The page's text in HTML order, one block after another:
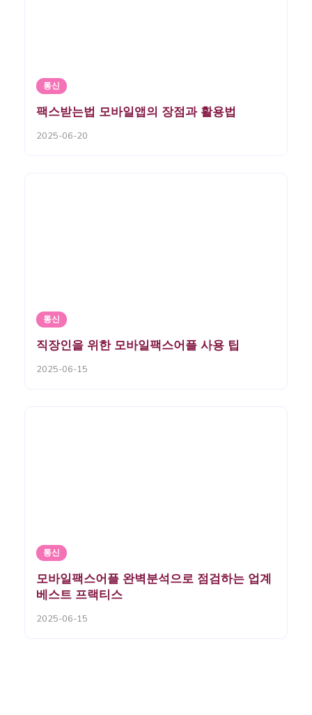
통신
팩스받는법 모바일앱의 장점과 활용법
2025-06-20
통신
직장인을 위한 모바일팩스어플 사용 팁
2025-06-15
통신
모바일팩스어플 완벽분석으로 점검하는 업계
베스트 프랙티스
2025-06-15